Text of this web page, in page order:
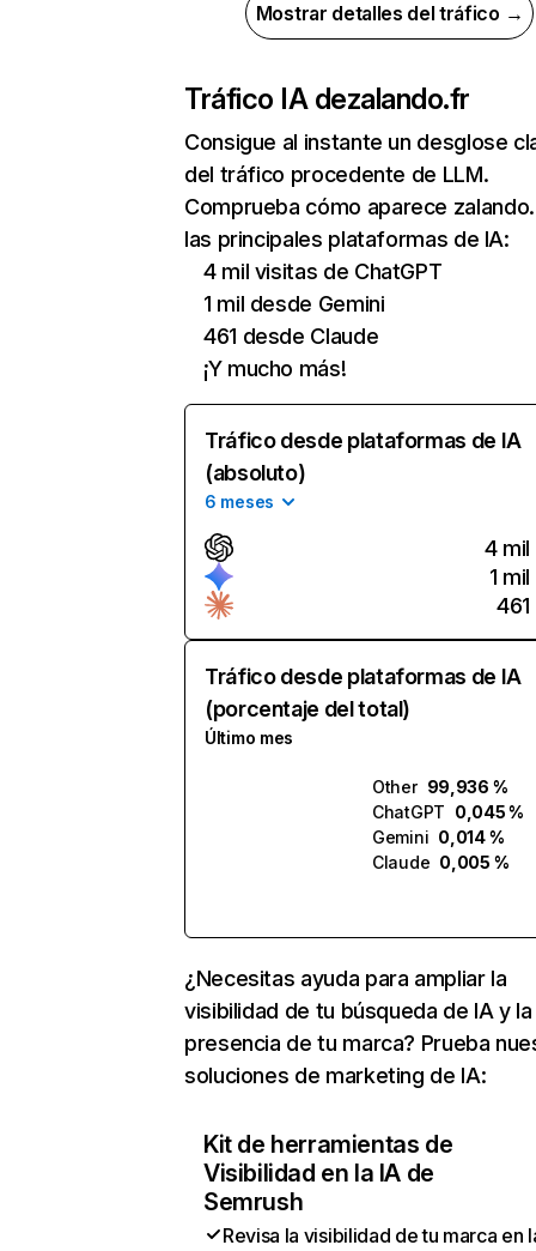
Mostrar detalles del tráfico →
Tráfico IA dezalando.fr
Consigue al instante un desglose
del tráfico procedente de LLM.
Comprueba cómo aparece
las principales plataformas de IA:
4 mil visitas de ChatGPT
1 mil desde Gemini
461 desde Claude
¡Y mucho más!
Tráfico desde plataformas de IA
(absoluto)
6 meses
4 mil
1 mil
461
Tráfico desde plataformas de IA
(porcentaje del total)
Último mes
Other 99,936 %
ChatGPT 0,045 %
Gemini 0,014 %
Claude 0,005 %
¿Necesitas ayuda para ampliar la
visibilidad de tu búsqueda de IA y la
presencia de tu marca? Prueba
soluciones de marketing de IA:
Kit de herramientas de
Visibilidad en la IA de
Semrush
Revisa la visibilidad de tu marca en